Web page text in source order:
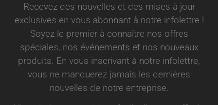
Recevez des nouvelles et des mises à jour
exclusives en vous abonnant à notre infolettre !
Soyez le premier à connaître nos offres
spéciales, nos événements et nos nouveaux
produits. En vous inscrivant à notre infolettre,
vous ne manquerez jamais les dernières
nouvelles de notre entreprise.